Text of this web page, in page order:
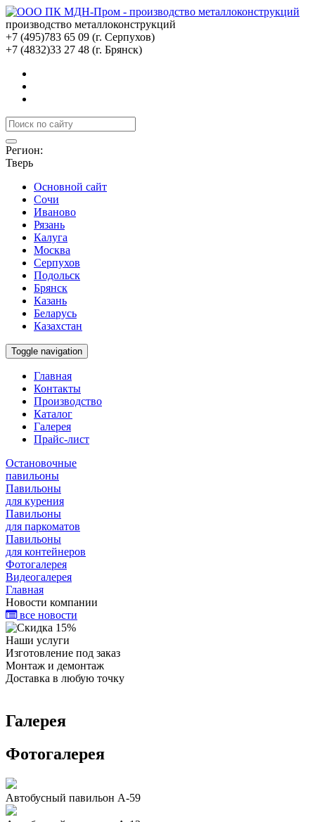
производство металлоконструкций
+7 (495)783 65 09 (г. Серпухов)
+7 (4832)33 27 48 (г. Брянск)
Регион:
Тверь
Основной сайт
Сочи
Иваново
Рязань
Калуга
Москва
Серпухов
Подольск
Брянск
Казань
Беларусь
Казахстан
Toggle navigation
Главная
Контакты
Производство
Каталог
Галерея
Прайс-лист
Остановочные
павильоны
Павильоны
для курения
Павильоны
для паркоматов
Павильоны
для контейнеров
Фотогалерея
Видеогалерея
Главная
Новости компании
все новости
Наши услуги
Изготовление под заказ
Монтаж и демонтаж
Доставка в любую точку
Галерея
Фотогалерея
Автобусный павильон А-59